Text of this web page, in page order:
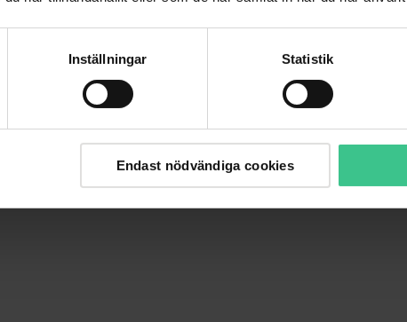
Inställningar Statistik
Endast nödvändiga cookies